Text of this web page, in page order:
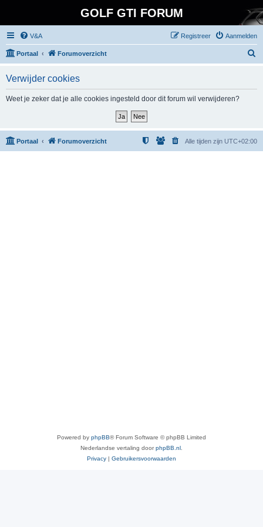
GOLF GTI FORUM
V&A Aanmelden
Registreer
Portaal Forumoverzicht
Verwijder cookies
Weet je zeker dat je alle cookies ingesteld door dit forum wil verwijderen?
Portaal Forumoverzicht Alle tijden zijn UTC+02:00
Powered by phpBB® Forum Software © phpBB Limited
Nederlandse vertaling doorphpBB.nl
Privacy | Gebruikersvoorwaarden